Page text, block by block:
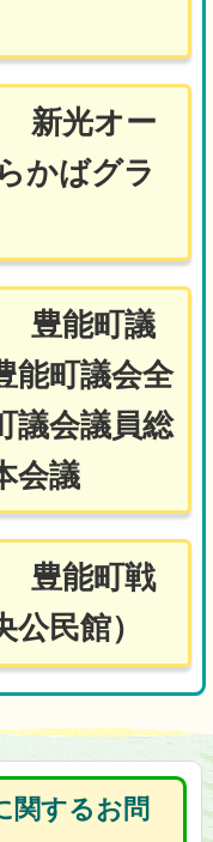
新光オー
かばグラ
豊能町議
能町議会全
議会議員総
会議
豊能町戦
民館）
関するお問